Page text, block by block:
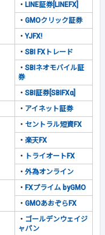
・ LINE証券[LINEFX]
・ GMOクリック証券
・ YJFX!
・ SBI FXトレード
・ SBIネオモバイル証
券
・ SBI証券[SBIFXα]
・ アイネット証券
・ セントラル短資FX
・ 楽天FX
・
トライオートFX
・ 外為オンライン
・ FXプライム byGMO
・ GMOあおぞらFX
・ ゴールデンウェイジ
ャパン